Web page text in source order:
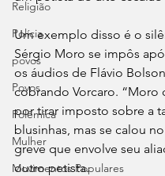
Religião
Polícia
povos
Povos
Polêmica
Mulher
Movimentos Populares
Um exemplo disso é o
Sérgio Moro se impôs
os áudios de Flávio
cobrando Vorcaro. “Moro
por tirar imposto sobre a
blusinhas, mas se calou
greve que envolve seu
outro petista.